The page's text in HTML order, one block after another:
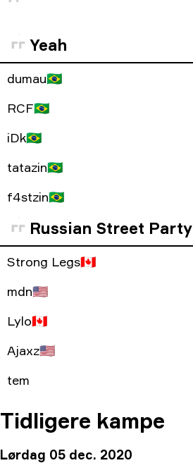
Yeah
dumau🇧🇷
RCF🇧🇷
iDk🇧🇷
tatazin🇧🇷
f4stzin🇧🇷
Russian Street Party
Strong Legs🇨🇦
mdn🇺🇸
Lylo🇨🇦
Ajaxz🇺🇸
tem
Tidligere kampe
Lørdag 05 dec. 2020